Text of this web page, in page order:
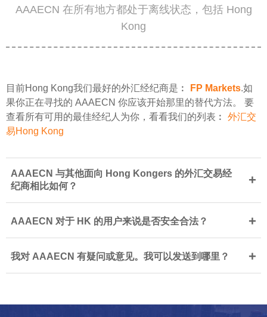
AAAECN 在所有地方都处于离线状态，包括 Hong
Kong
目前Hong Kong我们最好的外汇经纪商是︰ FP Markets.如
果你正在寻找的 AAAECN 你应该开始那里的替代方法。 要
查看所有可用的最佳经纪人为你，看看我们的列表︰ 外汇交
易Hong Kong
AAAECN 与其他面向 Hong Kongers 的外汇交易经
纪商相比如何？
+
AAAECN 对于 HK 的用户来说是否安全合法？ +
我对 AAAECN 有疑问或意见。我可以发送到哪里？ +